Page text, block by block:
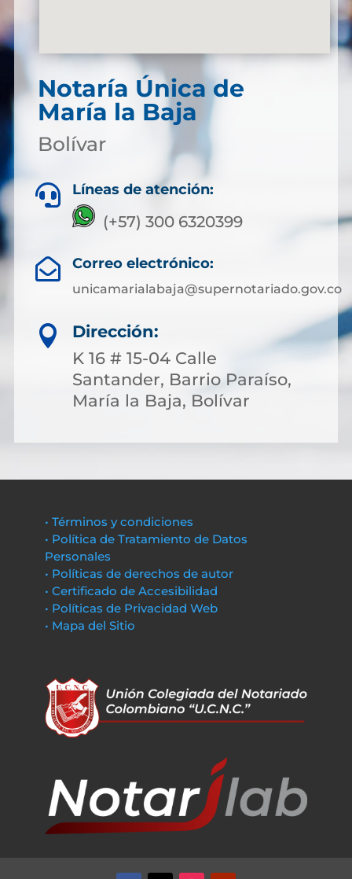
Notaría Única de
María la Baja
Bolívar
 Líneas de atención:
(+57) 300 6320399
 Correo electrónico:
unicamarialabaja@supernotariado.gov.co

Dirección:
K 16 # 15-04 Calle
Santander, Barrio Paraíso,
María la Baja, Bolívar
• Términos y condiciones
• Política de Tratamiento de Datos
Personales
• Políticas de derechos de autor
• Certificado de Accesibilidad
• Políticas de Privacidad Web
• Mapa del Sitio